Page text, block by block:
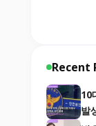
Recent
10
발